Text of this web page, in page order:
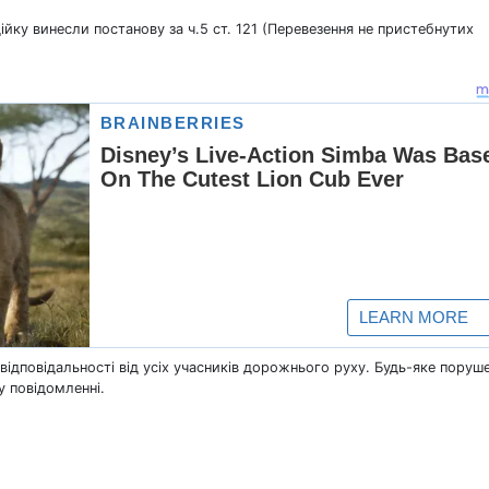
винесли постанову за ч.5 ст. 121 (Перевезення не пристебнутих
від усіх учасників дорожнього руху. Будь-яке
повідомленні.